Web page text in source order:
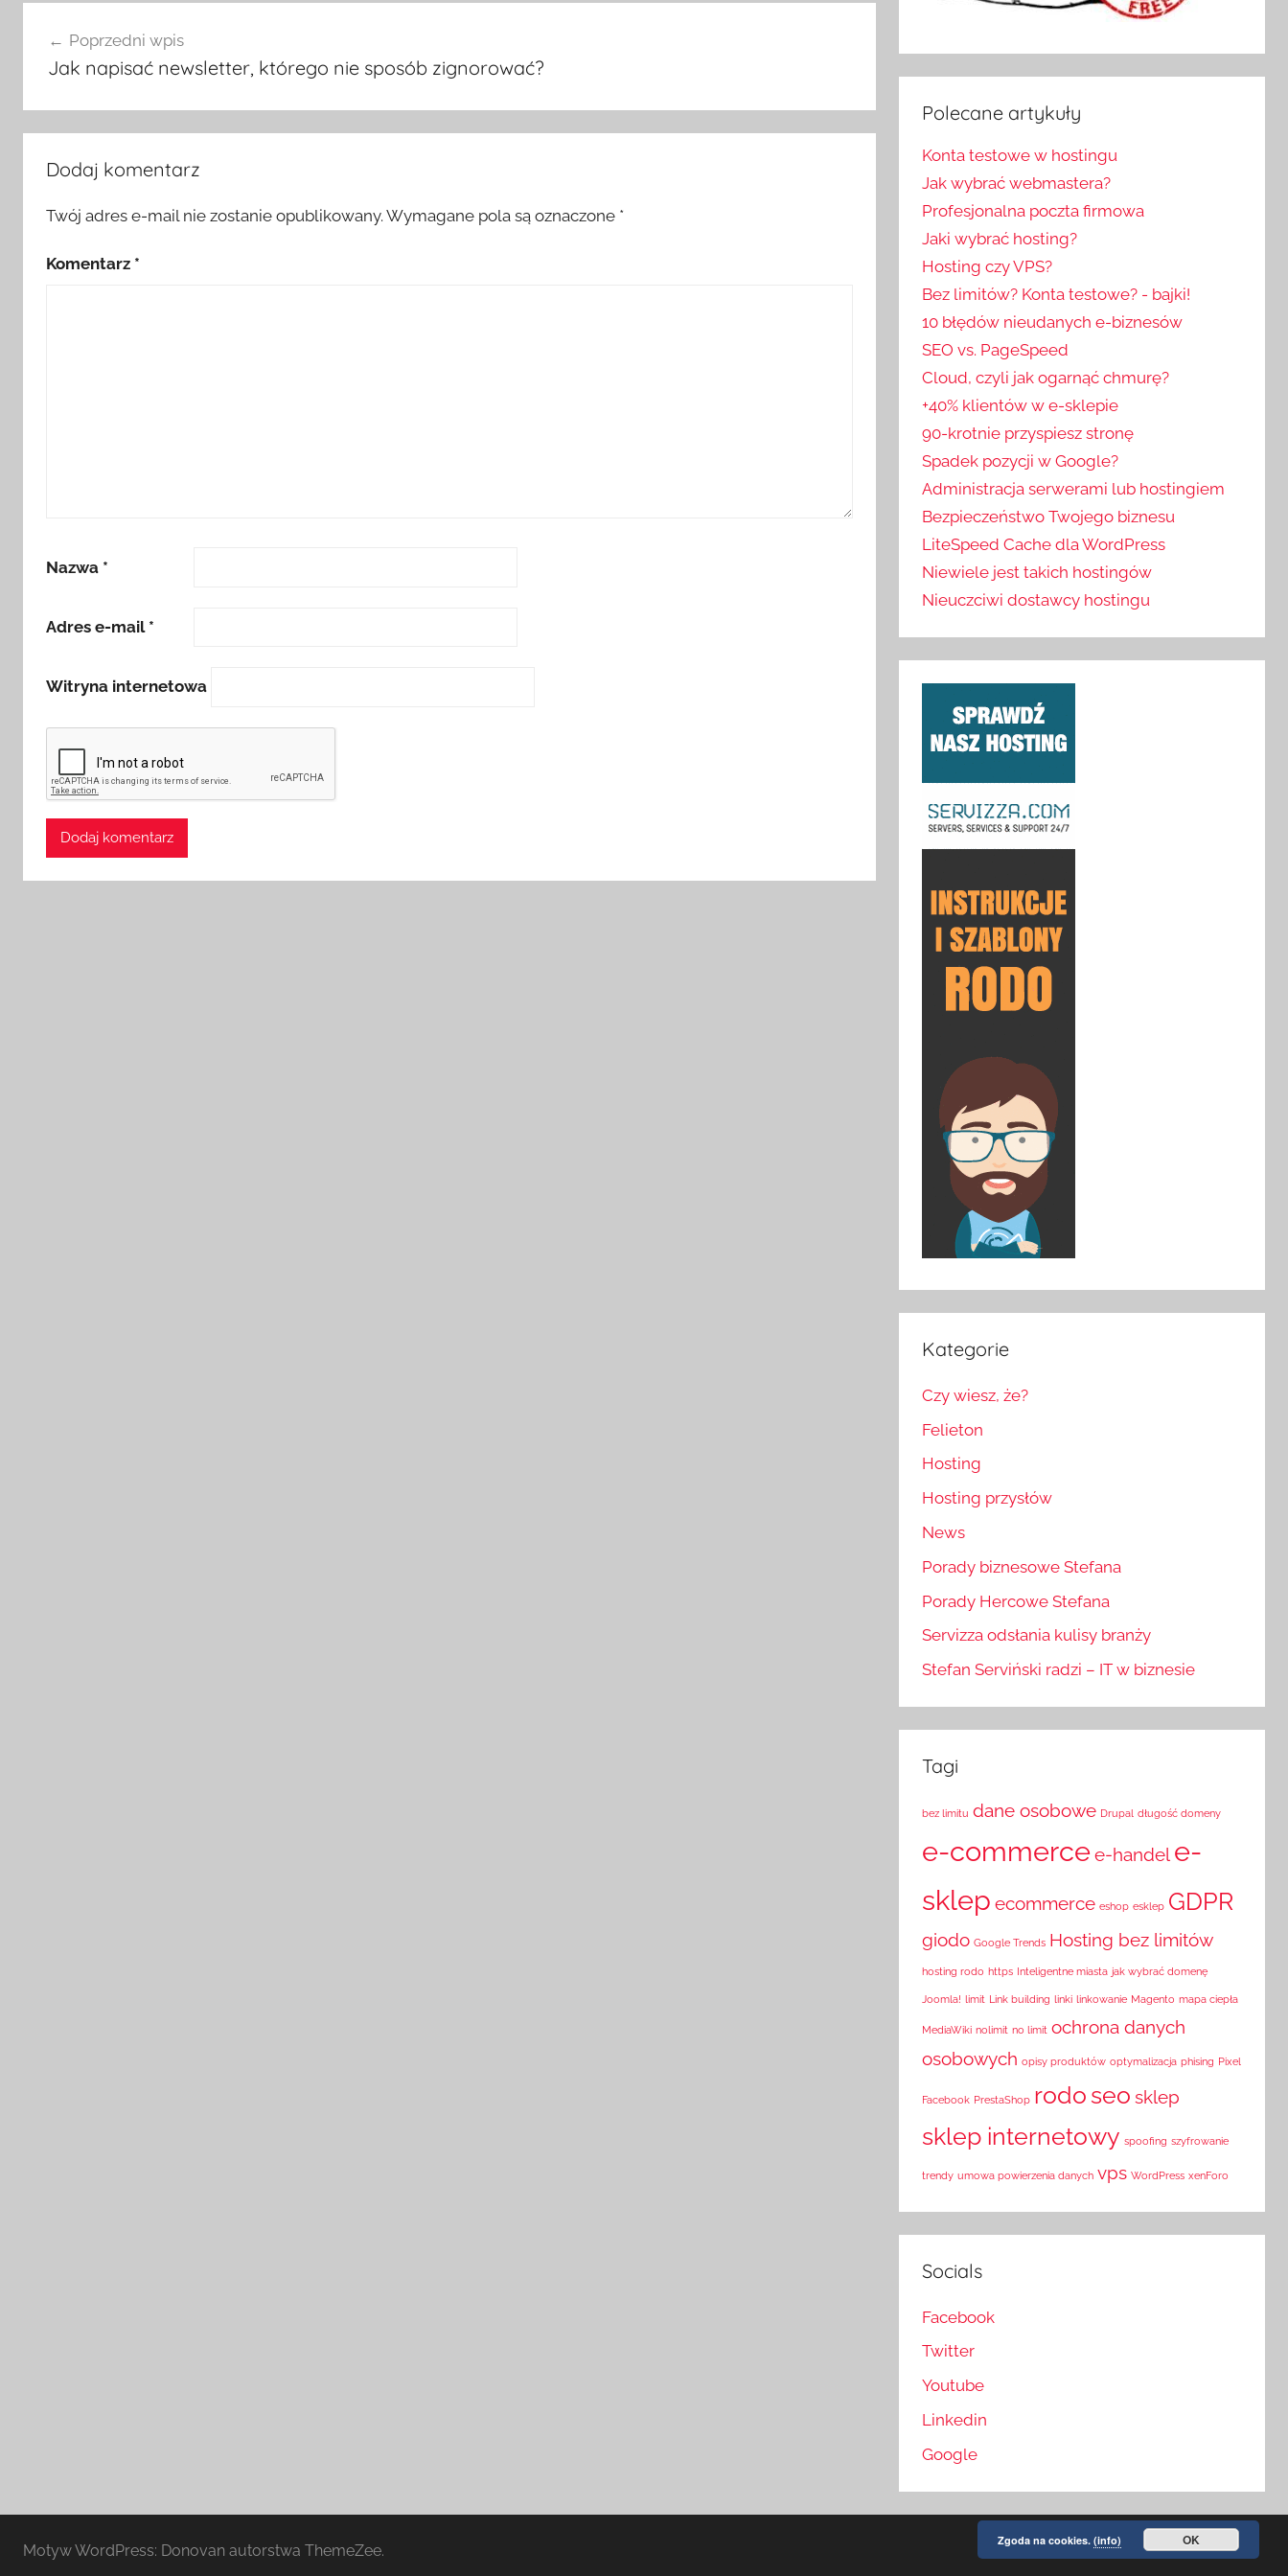
wpisuPoprzedni wpis
Jak napisać newsletter, którego nie sposób zignorować?
Dodaj komentarz
Twój adres e-mail nie zostanie opublikowany. Wymagane pola są oznaczone *
Komentarz *
Nazwa *
Adres e-mail *
Witryna internetowa
Polecane artykuły
Konta testowe w hostingu
Jak wybrać webmastera?
Profesjonalna poczta firmowa
Jaki wybrać hosting?
Hosting czy VPS?
Bez limitów? Konta testowe? - bajki!
10 błędów nieudanych e-biznesów
SEO vs. PageSpeed
Cloud, czyli jak ogarnąć chmurę?
+40% klientów w e-sklepie
90-krotnie przyspiesz stronę
Spadek pozycji w Google?
Administracja serwerami lub hostingiem
Bezpieczeństwo Twojego biznesu
LiteSpeed Cache dla WordPress
Niewiele jest takich hostingów
Nieuczciwi dostawcy hostingu
Kategorie
Czy wiesz, że?
Felieton
Hosting
Hosting przysłów
News
Porady biznesowe Stefana
Porady Hercowe Stefana
Servizza odsłania kulisy branży
Stefan Serviński radzi – IT w biznesie
Tagi
bez limitu dane osobowe Drupal długość domeny
e-commercee-handel e-
sklep ecommerce eshop esklep GDPR
giodo Google Trends Hosting bez limitów
hosting rodo https Inteligentne miasta jak wybrać domenę
Joomla! limit Link building linki linkowanie Magento mapa ciepła
MediaWiki nolimit no limit ochrona danych
osobowych opisy produktów optymalizacja phising Pixel
Facebook PrestaShop rodo seo sklep
sklep internetowy spoofing szyfrowanie
trendy umowa powierzenia danych vps WordPress xenForo
Socials
Facebook
Twitter
Youtube
Linkedin
Google
Motyw WordPress: Donovan autorstwa ThemeZee.
Zgoda na cookies. (info) OK